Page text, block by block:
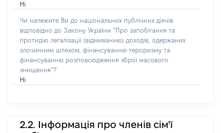
Ні
Чи належите Ви до національних публічних діячів
відповідно до Закону України “Про запобігання та
протидію легалізації (відмиванню) доходів, одержаних
злочинним шляхом, фінансуванню тероризму та
фінансуванню розповсюдження зброї масового
знищення”?
Ні
2.2. Інформація про членів сім'ї